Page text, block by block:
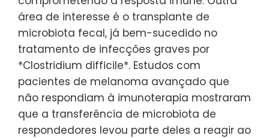
área de interesse é o transplante de
microbiota fecal, já bem-sucedido no
tratamento de infecções graves por
*Clostridium difficile*. Estudos com
pacientes de melanoma avançado que
não respondiam à imunoterapia mostraram
que a transferência de microbiota de
respondedores levou parte deles a reagir ao